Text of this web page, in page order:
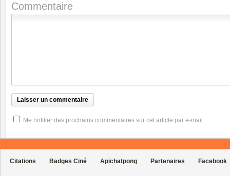
Commentaire
Me notifier des prochains commentaires sur cet article par e-mail.
Citations Badges Ciné Apichatpong Partenaires Facebook